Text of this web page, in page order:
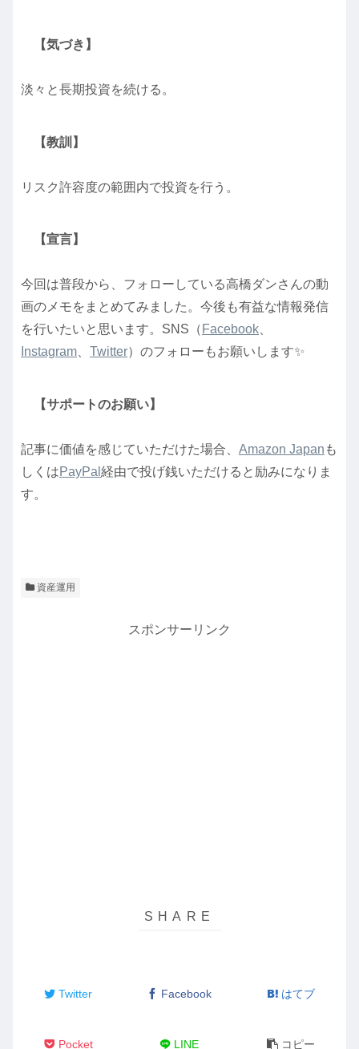
【気づき】
淡々と長期投資を続ける。
【教訓】
リスク許容度の範囲内で投資を行う。
【宣言】
今回は普段から、フォローしている高橋ダンさんの動
画のメモをまとめてみました。今後も有益な情報発信
を行いたいと思います。SNS（ Facebook、
Instagram、 Twitter）のフォローもお願いします✨
【サポートのお願い】
記事に価値を感じていただけた場合、 Amazon Japan も
しくはPayPal 経由で投げ銭いただけると励みになりま
す。
資産運用
スポンサーリンク
Twitter Facebook はてブ
Pocket LINE コピー